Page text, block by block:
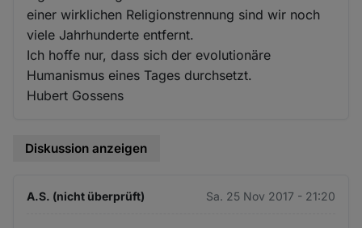
einer wirklichen Religionstrennung sind wir noch
viele Jahrhunderte entfernt.
Ich hoffe nur, dass sich der evolutionäre
Humanismus eines Tages durchsetzt.
Hubert Gossens
Diskussion anzeigen
A.S. (nicht überprüft) Sa. 25 Nov 2017 - 21:20